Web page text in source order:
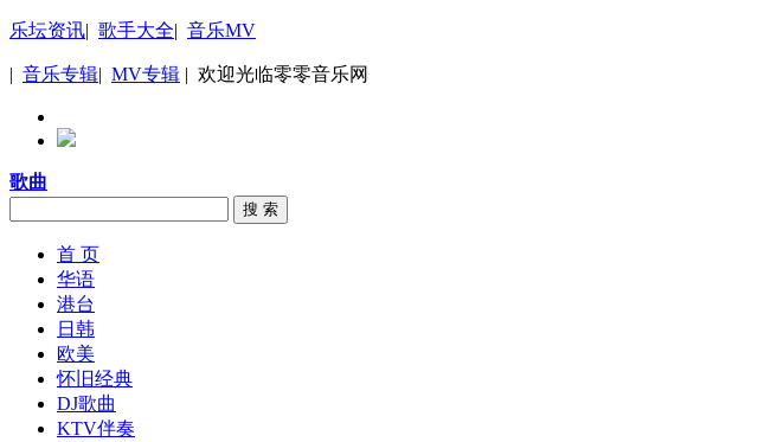
乐坛资讯| 歌手大全| 音乐MV
| 音乐专辑| MV专辑 | 欢迎光临零零音乐网
歌曲
搜 索
首 页
华语
港台
日韩
欧美
怀旧经典
DJ歌曲
KTV伴奏